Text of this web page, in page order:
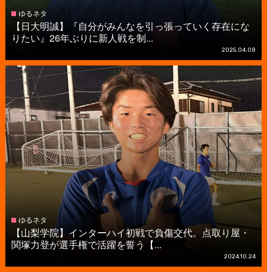
ゆるネタ
【日大明誠】『自分がみんなを引っ張っていく存在にな
りたい』26年ぶりに新人戦を制...
2025.04.08
ゆるネタ
【山梨学院】インターハイ初戦で負傷交代。点取り屋・
関塚力登が選手権で活躍を誓う【...
2024.10.24